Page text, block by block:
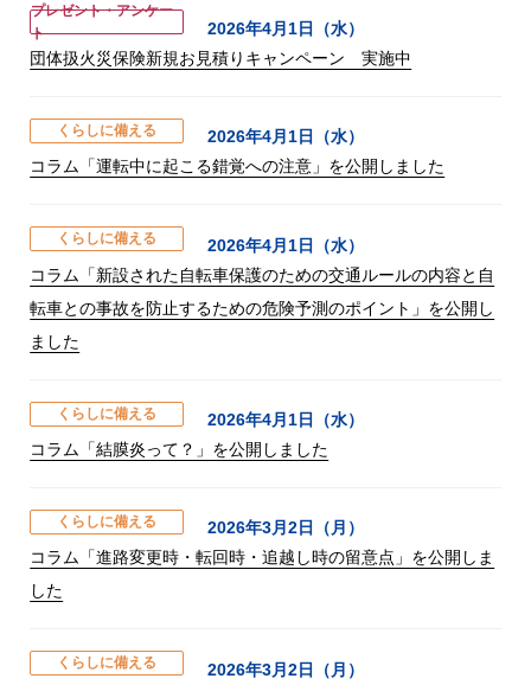
プレゼント・アンケー
ト
2026年4月1日（水）
団体扱火災保険新規お見積りキャンペーン 実施中
くらしに備える
2026年4月1日（水）
コラム「運転中に起こる錯覚への注意」を公開しました
くらしに備える
2026年4月1日（水）
コラム「新設された自転車保護のための交通ルールの内容と自
転車との事故を防止するための危険予測のポイント」を公開し
ました
くらしに備える
2026年4月1日（水）
コラム「結膜炎って？」を公開しました
くらしに備える
2026年3月2日（月）
コラム「進路変更時・転回時・追越し時の留意点」を公開しま
した
くらしに備える
2026年3月2日（月）